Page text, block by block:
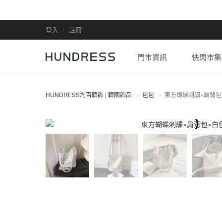
登入 註冊
門市資訊 快閃市集
HUNDRESS均百韓飾 | 韓國飾品 包包 東方蝴蝶刺繡×肩背